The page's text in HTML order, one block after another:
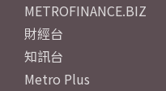
METROFINANCE.BIZ
財經台
知訊台
Metro Plus